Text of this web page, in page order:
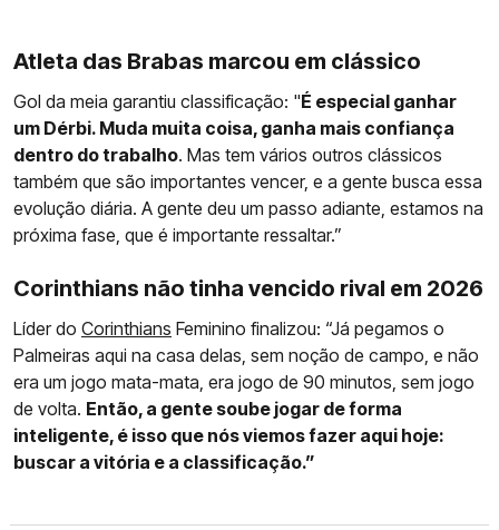
Atleta das Brabas marcou em clássico
Gol da meia garantiu classificação: "É especial ganhar
um Dérbi. Muda muita coisa, ganha mais confiança
dentro do trabalho. Mas tem vários outros clássicos
também que são importantes vencer, e a gente busca essa
evolução diária. A gente deu um passo adiante, estamos na
próxima fase, que é importante ressaltar.”
Corinthians não tinha vencido rival em 2026
Líder do Corinthians Feminino finalizou: “Já pegamos o
Palmeiras aqui na casa delas, sem noção de campo, e não
era um jogo mata-mata, era jogo de 90 minutos, sem jogo
de volta. Então, a gente soube jogar de forma
inteligente, é isso que nós viemos fazer aqui hoje:
buscar a vitória e a classificação.”